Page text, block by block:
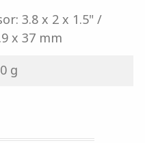
3.8 x 2 x 1.5" /
x 37 mm
g